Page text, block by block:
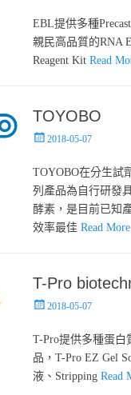
EBL提供多種
親民高品質的RNA
Reagent KitRead
TOYOBO
Posted2018-05-07
TOYOBO在分生試
列產品為自行研發
酵素，是目前已知
效率最佳Read
T-Pro
Posted2018-05-07
T-Pro提供多種蛋白
品，T-Pro EZ Gel
液、StrippingRead